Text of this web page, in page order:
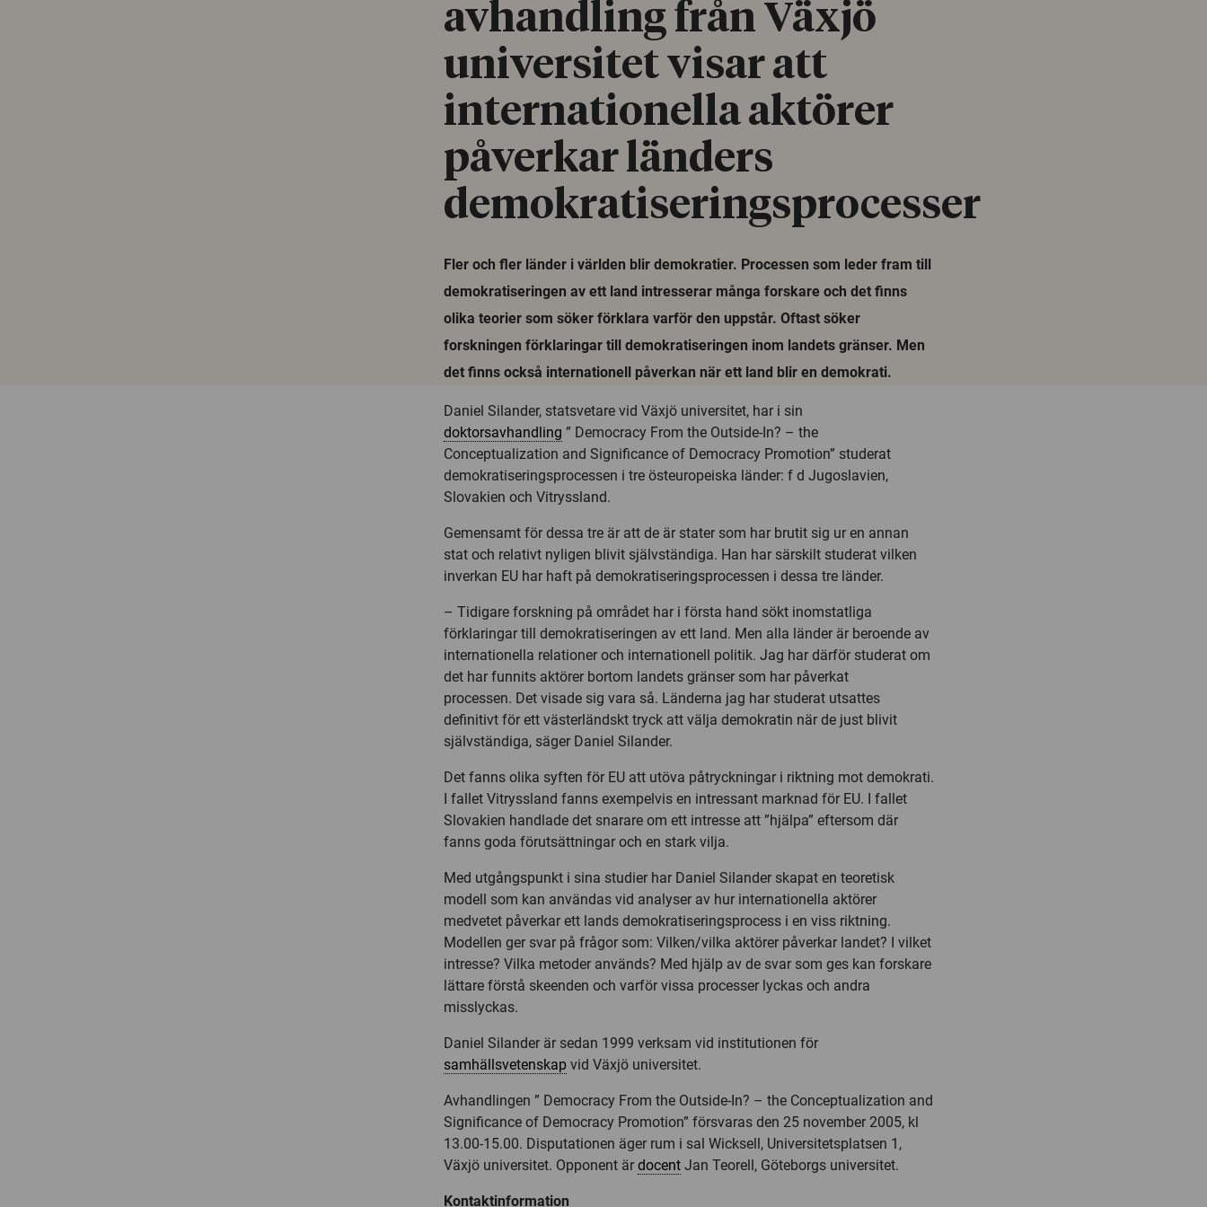
avhandling från Växjö
universitet visar att
internationella aktörer
påverkar länders
demokratiseringsprocesser
Fler och fler länder i världen blir demokratier. Processen som leder fram till
demokratiseringen av ett land intresserar många forskare och det finns
olika teorier som söker förklara varför den uppstår. Oftast söker
forskningen förklaringar till demokratiseringen inom landets gränser. Men
det finns också internationell påverkan när ett land blir en demokrati.
Daniel Silander, statsvetare vid Växjö universitet, har i sin
doktorsavhandling ” Democracy From the Outside-In? – the
Conceptualization and Significance of Democracy Promotion” studerat
demokratiseringsprocessen i tre östeuropeiska länder: f d Jugoslavien,
Slovakien och Vitryssland.
Gemensamt för dessa tre är att de är stater som har brutit sig ur en annan
stat och relativt nyligen blivit självständiga. Han har särskilt studerat vilken
inverkan EU har haft på demokratiseringsprocessen i dessa tre länder.
– Tidigare forskning på området har i första hand sökt inomstatliga
förklaringar till demokratiseringen av ett land. Men alla länder är beroende av
internationella relationer och internationell politik. Jag har därför studerat om
det har funnits aktörer bortom landets gränser som har påverkat
processen. Det visade sig vara så. Länderna jag har studerat utsattes
definitivt för ett västerländskt tryck att välja demokratin när de just blivit
självständiga, säger Daniel Silander.
Det fanns olika syften för EU att utöva påtryckningar i riktning mot demokrati.
I fallet Vitryssland fanns exempelvis en intressant marknad för EU. I fallet
Slovakien handlade det snarare om ett intresse att ”hjälpa” eftersom där
fanns goda förutsättningar och en stark vilja.
Med utgångspunkt i sina studier har Daniel Silander skapat en teoretisk
modell som kan användas vid analyser av hur internationella aktörer
medvetet påverkar ett lands demokratiseringsprocess i en viss riktning.
Modellen ger svar på frågor som: Vilken/vilka aktörer påverkar landet? I vilket
intresse? Vilka metoder används? Med hjälp av de svar som ges kan forskare
lättare förstå skeenden och varför vissa processer lyckas och andra
misslyckas.
Daniel Silander är sedan 1999 verksam vid institutionen för
samhällsvetenskap vid Växjö universitet.
Avhandlingen ” Democracy From the Outside-In? – the Conceptualization and
Significance of Democracy Promotion” försvaras den 25 november 2005, kl
13.00-15.00. Disputationen äger rum i sal Wicksell, Universitetsplatsen 1,
Växjö universitet. Opponent är docent Jan Teorell, Göteborgs universitet.
Kontaktinformation